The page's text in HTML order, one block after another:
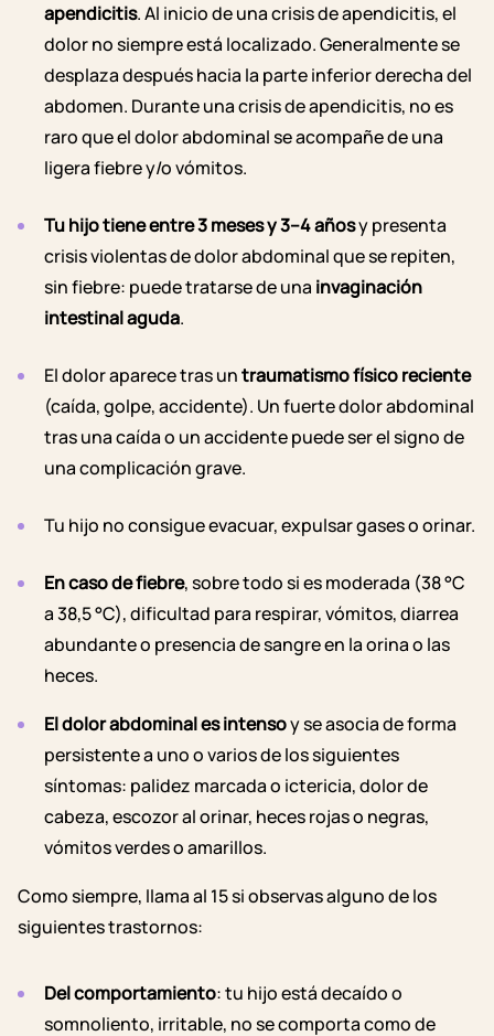
apendicitis. Al inicio de una crisis de apendicitis, el
dolor no siempre está localizado. Generalmente se
desplaza después hacia la parte inferior derecha del
abdomen. Durante una crisis de apendicitis, no es
raro que el dolor abdominal se acompañe de una
ligerafiebrey/o vómitos.
Tu hijo tiene entre 3 meses y 3–4 añosy presenta
crisis violentas de dolor abdominal que se repiten,
sin fiebre: puede tratarse de una invaginación
intestinal aguda.
El dolor aparece tras untraumatismo físico reciente
(caída, golpe, accidente). Un fuerte dolor abdominal
tras una caída o un accidente puede ser el signo de
una complicación grave.
Tu hijo no consigue evacuar, expulsar gases o orinar.
En caso de fiebre, sobre todo si es moderada (38 °C
a 38,5 °C), dificultad para respirar, vómitos, diarrea
abundante o presencia de sangre en la orina o las
heces.
El dolor abdominal es intensoy se asocia de forma
persistente a uno o varios de los siguientes
síntomas: palidez marcada o ictericia, dolor de
cabeza, escozor al orinar, heces rojas o negras,
vómitos verdes o amarillos.
Como siempre, llama al 15 si observas alguno de los
siguientes trastornos:
Del comportamiento: tu hijo está decaído o
somnoliento, irritable, no se comporta como de